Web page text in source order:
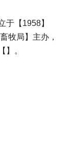
于【1958】
牧局】主办，
】。